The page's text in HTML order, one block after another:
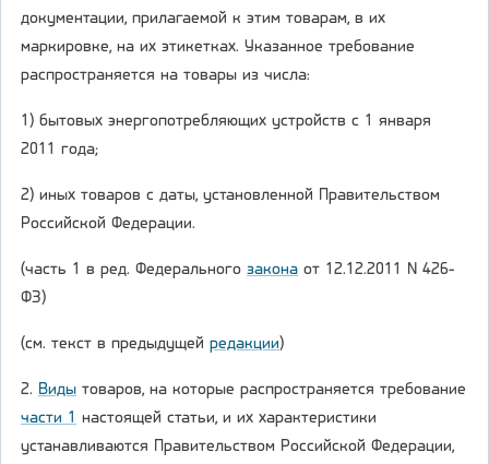
документации, прилагаемой к этим товарам, в их
маркировке, на их этикетках. Указанное требование
распространяется на товары из числа:
1) бытовых энергопотребляющих устройств с 1 января
2011 года;
2) иных товаров с даты, установленной Правительством
Российской Федерации.
(часть 1 в ред. Федерального закона от 12.12.2011 N 426-
ФЗ)
(см. текст в предыдущей редакции)
2. Виды товаров, на которые распространяется требование
части 1 настоящей статьи, и их характеристики
устанавливаются Правительством Российской Федерации,